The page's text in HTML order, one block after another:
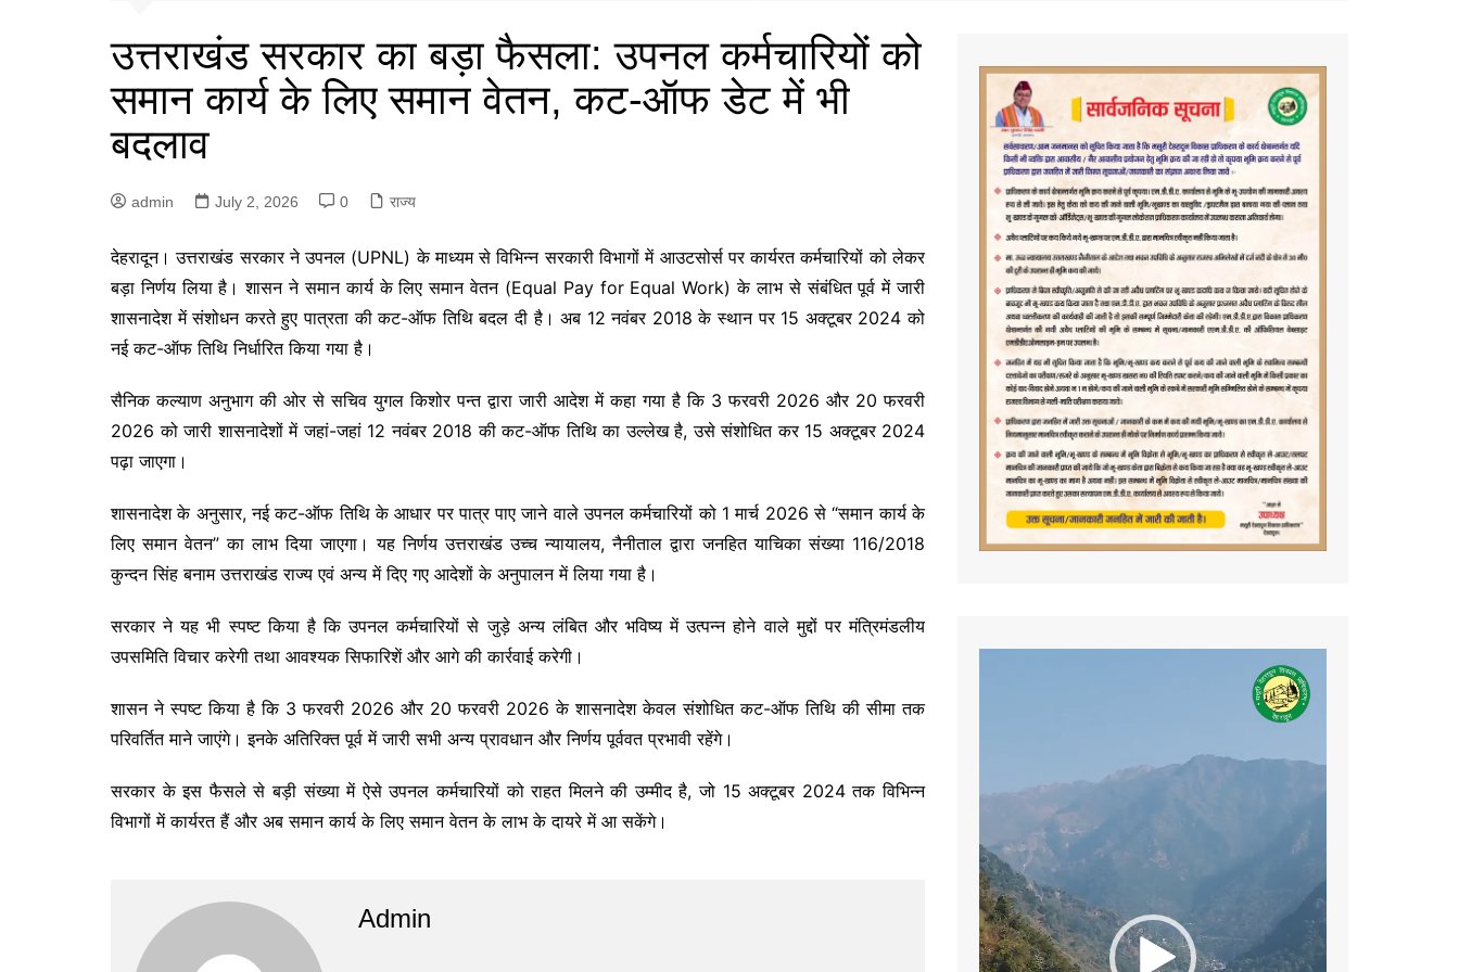
उत्तराखंड सरकार का बड़ा फैसला: उपनल कर्मचारियों को
समान कार्य के लिए समान वेतन, कट-ऑफ डेट में भी
बदलाव
admin July 2, 2026 0 राज्य
देहरादून। उत्तराखंड सरकार ने उपनल (UPNL) के माध्यम से विभिन्न सरकारी विभागों में आउटसोर्स पर कार्यरत कर्मचारियों को लेकर
बड़ा निर्णय लिया है। शासन ने समान कार्य के लिए समान वेतन (Equal Pay for Equal Work) के लाभ से संबंधित पूर्व में जारी
शासनादेश में संशोधन करते हुए पात्रता की कट-ऑफ तिथि बदल दी है। अब 12 नवंबर 2018 के स्थान पर 15 अक्टूबर 2024 को
नई कट-ऑफ तिथि निर्धारित किया गया है।
सैनिक कल्याण अनुभाग की ओर से सचिव युगल किशोर पन्त द्वारा जारी आदेश में कहा गया है कि 3 फरवरी 2026 और 20 फरवरी
2026 को जारी शासनादेशों में जहां-जहां 12 नवंबर 2018 की कट-ऑफ तिथि का उल्लेख है, उसे संशोधित कर 15 अक्टूबर 2024
पढ़ा जाएगा।
शासनादेश के अनुसार, नई कट-ऑफ तिथि के आधार पर पात्र पाए जाने वाले उपनल कर्मचारियों को 1 मार्च 2026 से “समान कार्य के
लिए समान वेतन” का लाभ दिया जाएगा। यह निर्णय उत्तराखंड उच्च न्यायालय, नैनीताल द्वारा जनहित याचिका संख्या 116/2018
कुन्दन सिंह बनाम उत्तराखंड राज्य एवं अन्य में दिए गए आदेशों के अनुपालन में लिया गया है।
सरकार ने यह भी स्पष्ट किया है कि उपनल कर्मचारियों से जुड़े अन्य लंबित और भविष्य में उत्पन्न होने वाले मुद्दों पर मंत्रिमंडलीय
उपसमिति विचार करेगी तथा आवश्यक सिफारिशें और आगे की कार्रवाई करेगी।
शासन ने स्पष्ट किया है कि 3 फरवरी 2026 और 20 फरवरी 2026 के शासनादेश केवल संशोधित कट-ऑफ तिथि की सीमा तक
परिवर्तित माने जाएंगे। इनके अतिरिक्त पूर्व में जारी सभी अन्य प्रावधान और निर्णय पूर्ववत प्रभावी रहेंगे।
सरकार के इस फैसले से बड़ी संख्या में ऐसे उपनल कर्मचारियों को राहत मिलने की उम्मीद है, जो 15 अक्टूबर 2024 तक विभिन्न
विभागों में कार्यरत हैं और अब समान कार्य के लिए समान वेतन के लाभ के दायरे में आ सकेंगे।
Admin